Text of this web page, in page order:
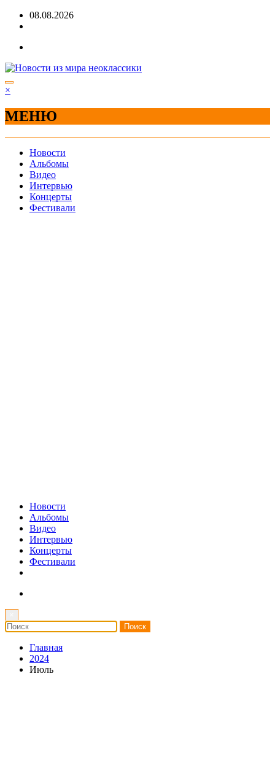
Перейти08.08.2026
×
МЕНЮ
Новости
Альбомы
Видео
Интервью
Концерты
Фестивали
Новости
Альбомы
Видео
Интервью
Концерты
Фестивали
Главная
2024
Июль